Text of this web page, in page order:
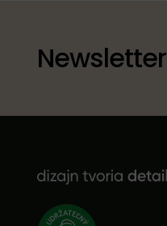
Newsletter